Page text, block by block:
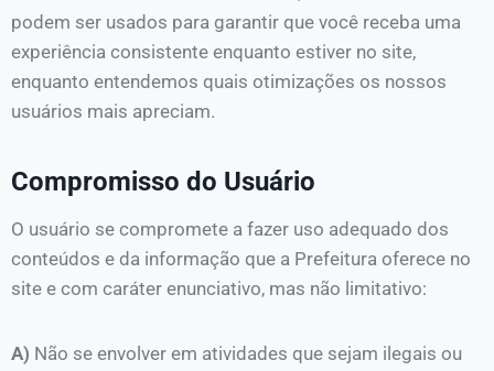
podem ser usados ​​para garantir que você receba uma
experiência consistente enquanto estiver no site,
enquanto entendemos quais otimizações os nossos
usuários mais apreciam.
Compromisso do Usuário
O usuário se compromete a fazer uso adequado dos
conteúdos e da informação que a Prefeitura oferece no
site e com caráter enunciativo, mas não limitativo:
A) Não se envolver em atividades que sejam ilegais ou